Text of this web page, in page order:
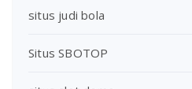
situs judi bola
Situs SBOTOP